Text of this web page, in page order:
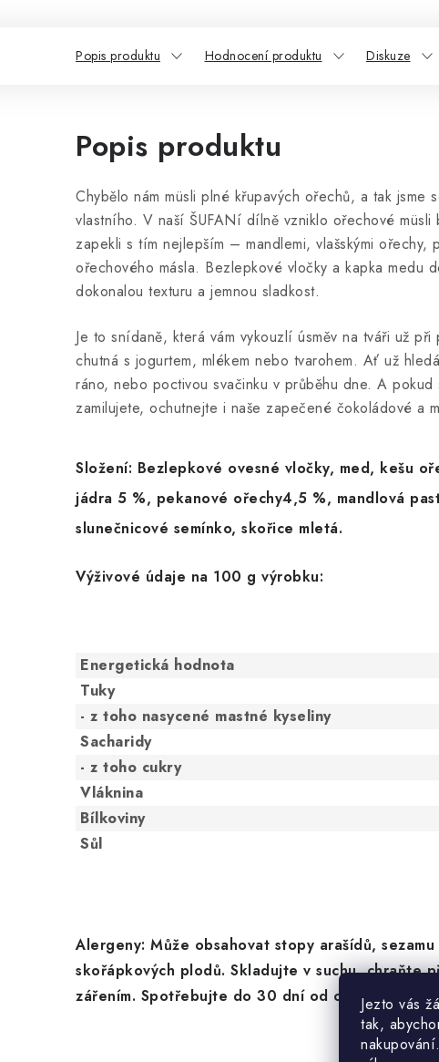
Jezto vás
tak,
Popis produktu Hodnocení produktu Diskuze
Popis produktu
Chybělo nám müsli plné křupavých ořechů, a tak jsme
vlastního. V naší ŠUFANí dílně vzniklo ořechové
zapekli s tím nejlepším – mandlemi, vlašskými ořechy,
ořechového másla. Bezlepkové vločky a kapka medu
dokonalou texturu a jemnou sladkost.
Je to snídaně, která vám vykouzlí úsměv na tváři už
chutná s jogurtem, mlékem nebo tvarohem. Ať už
ráno, nebo poctivou svačinku v průběhu dne. A
zamilujete, ochutnejte i naše zapečené čokoládové a
Složení: Bezlepkové ovesné vločky, med, kešu
jádra 5 %, pekanové ořechy4‚5 %, mandlová
slunečnicové semínko, skořice mletá.
Výživové údaje na 100 g výrobku:
Energetická hodnota
Tuky
- z toho nasycené mastné kyseliny
Sacharidy
- z toho cukry
Vláknina
Bílkoviny
Sůl
Alergeny: Může obsahovat stopy arašídů,
skořápkových plodů. Skladujte v suchu, chraňte
zářením. Spotřebujte do 30 dní od otevření.